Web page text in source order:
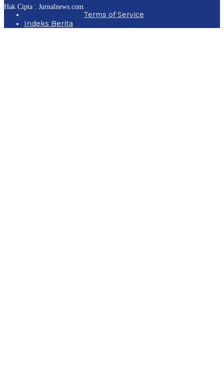
Hak Cipta : Jurnalnews.com
Terms of Service
Indeks Berita